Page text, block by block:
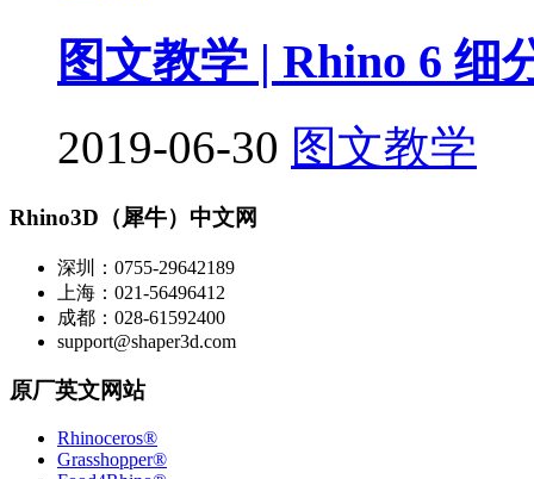
图文教学 | Rhino 6
2019-06-30 图文教学
Rhino3D（犀牛）中文网
深圳：0755-29642189
上海：021-56496412
成都：028-61592400
support@shaper3d.com
原厂英文网站
Rhinoceros®
Grasshopper®